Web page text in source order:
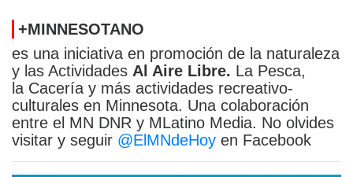
+MINNESOTANO
es una iniciativa en promoción de la naturaleza
y las Actividades Al Aire Libre. La Pesca,
la Cacería y más actividades recreativo-
culturales en Minnesota. Una colaboración
entre el MN DNR y MLatino Media. No olvides
visitar y seguir @ElMNdeHoy en Facebook